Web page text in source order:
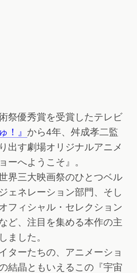
祭優秀賞を受賞したテレビ
！』 から4年、舛成孝二監
出す劇場オリジナルアニメ
ーへようこそ』。
界三大映画祭のひとつベル
ェネレーション部門、そし
フィシャル・セレクション
ど、注目を集める本作の主
ました。
ターたちの、アニメーショ
結晶ともいえるこの『宇宙